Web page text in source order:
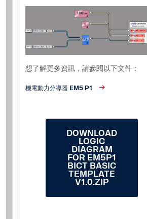
想了解更多資訊，請參閱以下文件：
機電動力分導器 EM5 P1
DOWNLOAD
LOGIC
DIAGRAM
FOR EM5P1
BICT BASIC
TEMPLATE
V1.0.ZIP